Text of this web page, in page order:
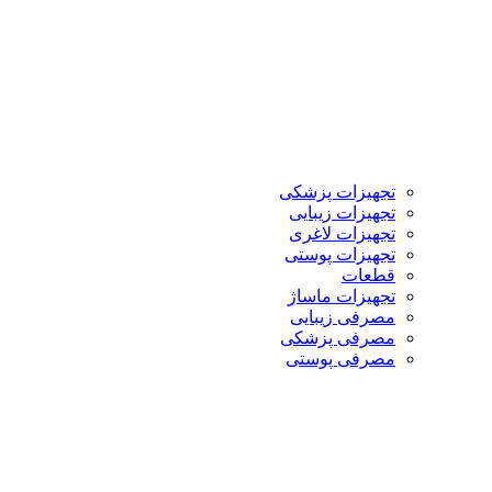
تجهیزات پزشکی
تجهیزات زیبایی
تجهیزات لاغری
تجهیزات پوستی
قطعات
تجهیزات ماساژ
مصرفی زیبایی
مصرفی پزشکی
مصرفی پوستی